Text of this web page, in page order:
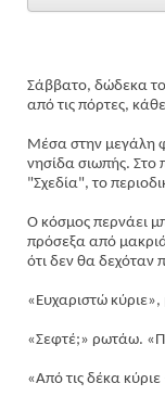
Σάββατο, δώδεκα
από τις πόρτες,
Μέσα στην μεγάλη
νησίδα σιωπής. Στο
"Σχεδία", το
Ο κόσμος περνάει
πρόσεξα από
ότι δεν θα δεχόταν
«Ευχαριστώ
«Σεφτέ;» ρωτάω.
«Από τις δέκα